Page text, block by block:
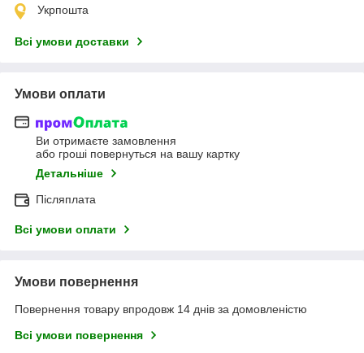
Укрпошта
Всі умови доставки
Умови оплати
Ви отримаєте замовлення
або гроші повернуться на вашу картку
Детальніше
Післяплата
Всі умови оплати
Умови повернення
Повернення товару впродовж 14 днів за домовленістю
Всі умови повернення